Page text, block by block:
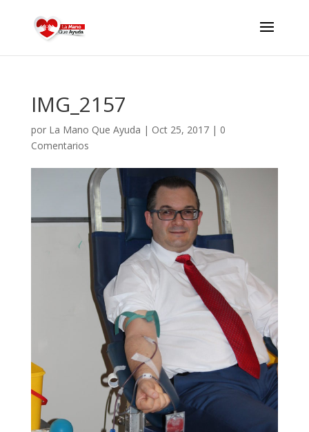
IMG_2157
por La Mano Que Ayuda | Oct 25, 2017| 0
Comentarios